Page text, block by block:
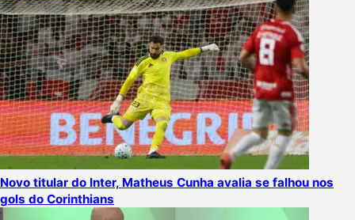
Novo titular do Inter, Matheus Cunha avalia se falhou nos
gols do Corinthians